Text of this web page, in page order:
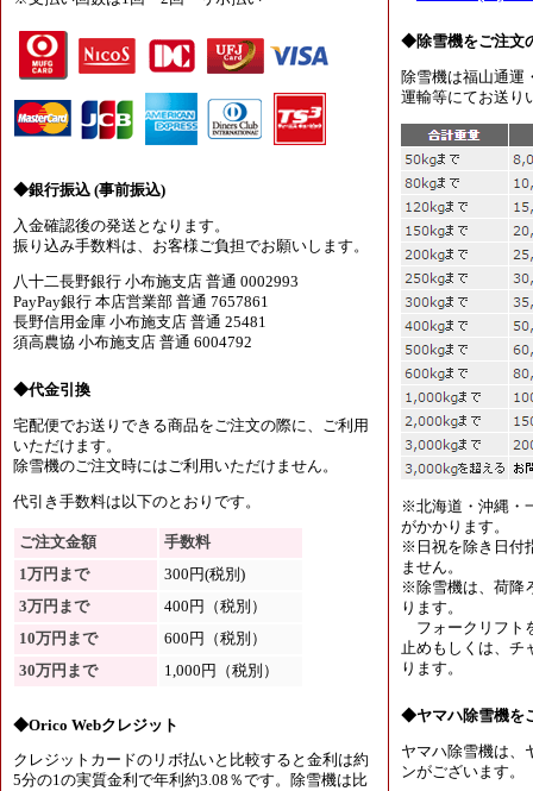
◆銀行振込 (事前振込)
入金確認後の発送となります。
振り込み手数料は、お客様ご負担でお願いします。
八十二長野銀行 小布施支店 普通 0002993
PayPay銀行 本店営業部 普通 7657861
長野信用金庫 小布施支店 普通 25481
須高農協 小布施支店 普通 6004792
◆代金引換
宅配便でお送りできる商品をご注文の際に、ご利用
いただけます。
除雪機のご注文時にはご利用いただけません。
代引き手数料は以下のとおりです。
ご注文金額
手数料
1万円まで
300円(税別)
3万円まで
400円（税別）
10万円まで
600円（税別）
30万円まで
1,000円（税別）
◆Orico Webクレジット
クレジットカードのリボ払いと比較すると金利は約
5分の1の実質金利で年利約3.08％です。除雪機は比
◆除雪機をご注文
除雪機は福山通運
運輸等にてお送り
※北海道・沖縄・
がかかります。
※日祝を除き日付
ません。
※除雪機は、荷降
ります。
フォークリフト
止めもしくは、チ
ります。
◆ヤマハ除雪機を
ヤマハ除雪機は、
ンがございます。